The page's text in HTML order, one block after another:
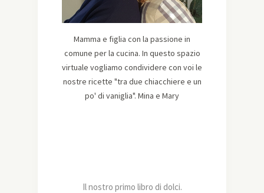
Mamma e figlia con la passione in
comune per la cucina. In questo spazio
virtuale vogliamo condividere con voi le
nostre ricette "tra due chiacchiere e un
po' di vaniglia". Mina e Mary
Il nostro primo libro di dolci.